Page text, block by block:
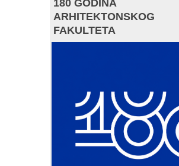
180 GODINA
ARHITEKTONSKOG
FAKULTETA